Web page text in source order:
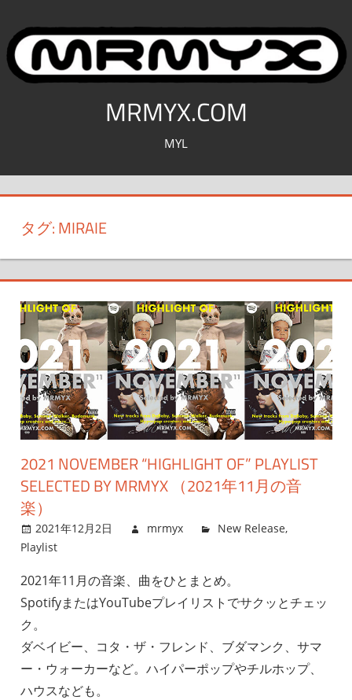
テ
ッ
MRMYX.COM
MYL
タグ:MIRAIE
2021 NOVEMBER “HIGHLIGHT OF” PLAYLIST
SELECTED BY MRMYX （2021年11月の音
楽）
2021年12月2日 mrmyx New Release,
Playlist
2021年11月の音楽、曲をひとまとめ。
SpotifyまたはYouTubeプレイリストでサクッとチェッ
ク。
ダベイビー、コタ・ザ・フレンド、ブダマンク、サマ
ー・ウォーカーなど。ハイパーポップやチルホップ、
ハウスなども。